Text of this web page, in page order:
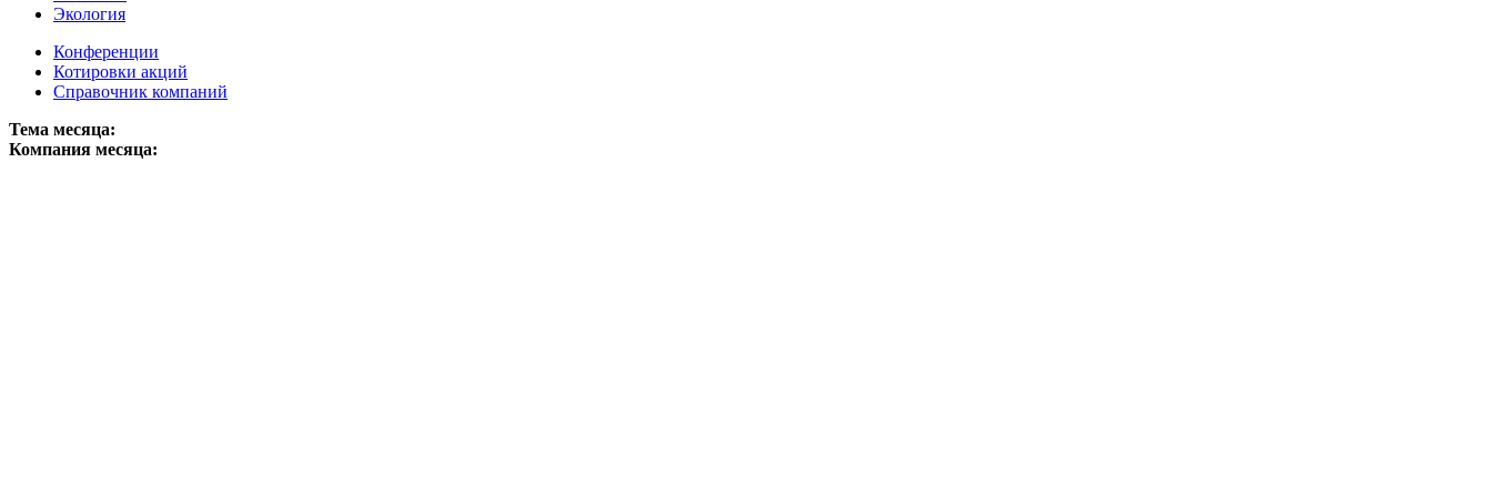
Экология
Конференции
Котировки акций
Справочник компаний
Тема месяца:
Компания месяца: